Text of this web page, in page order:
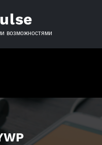
возможностями